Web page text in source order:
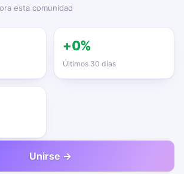
esta comunidad
+0%
Últimos 30 días
Unirse →